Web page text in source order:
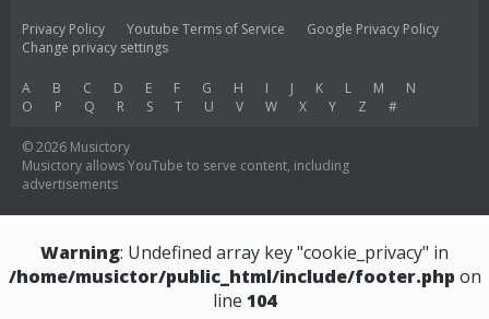
Privacy Policy Youtube Terms of Service
Google Privacy Policy
Change privacy settings
A B C D E F G H I J K L M
N
O
P Q R S T U V W X Y Z #
© 2026 Musictory
Musictory allows YouTube to serve content, including
advertisements
Warning: Undefined array key "cookie_privacy" in
/home/musictor/public_html/include/footer.php on
line 104